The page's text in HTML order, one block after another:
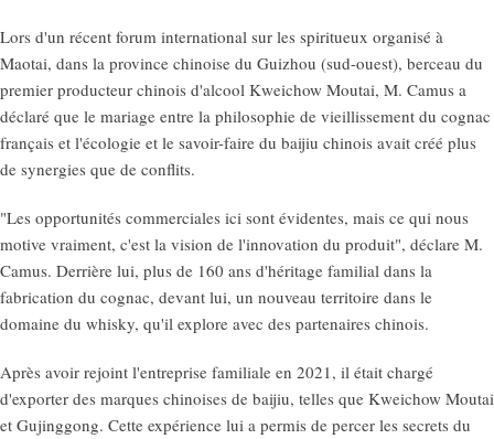
Lors d'un récent forum international sur les spiritueux organisé à
Maotai, dans la province chinoise du Guizhou (sud-ouest), berceau du
premier producteur chinois d'alcool Kweichow Moutai, M. Camus a
déclaré que le mariage entre la philosophie de vieillissement du cognac
français et l'écologie et le savoir-faire du baijiu chinois avait créé plus
de synergies que de conflits.
"Les opportunités commerciales ici sont évidentes, mais ce qui nous
motive vraiment, c'est la vision de l'innovation du produit", déclare M.
Camus. Derrière lui, plus de 160 ans d'héritage familial dans la
fabrication du cognac, devant lui, un nouveau territoire dans le
domaine du whisky, qu'il explore avec des partenaires chinois.
Après avoir rejoint l'entreprise familiale en 2021, il était chargé
d'exporter des marques chinoises de baijiu, telles que Kweichow Moutai
et Gujinggong. Cette expérience lui a permis de percer les secrets du